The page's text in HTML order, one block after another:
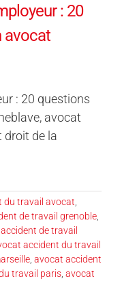
: 20
avocat
: 20 questions
avocat
droit de la
du travail avocat
de travail grenoble
de travail
accident du travail
avocat accident
travail paris avocat